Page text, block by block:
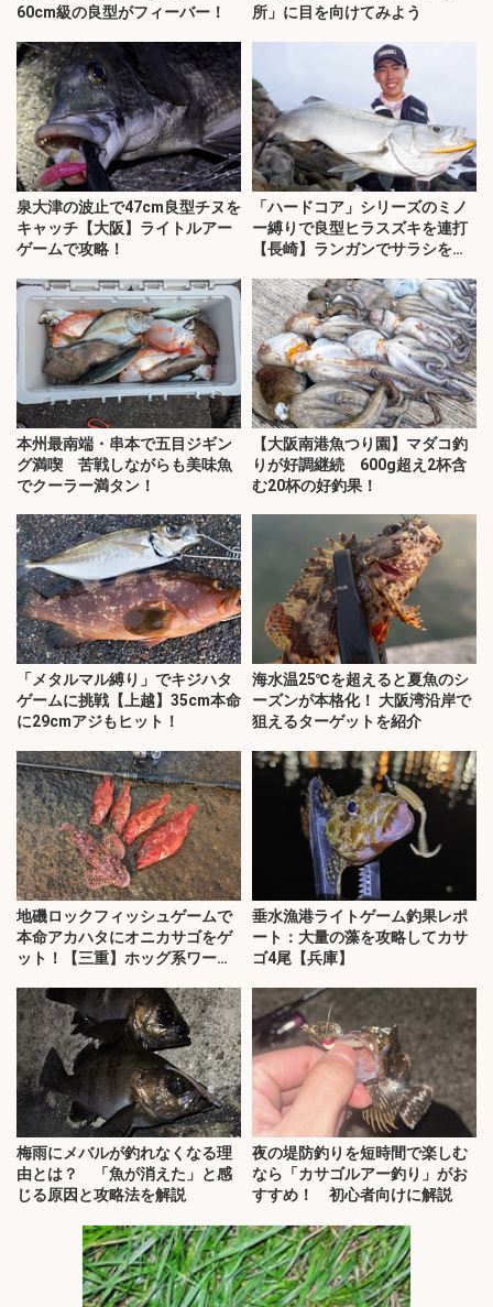
60cm級の良型がフィーバー！
所」に目を向けてみよう
泉大津の波止で47cm良型チヌを
キャッチ【大阪】ライトルアー
ゲームで攻略！
「ハードコア」シリーズのミノ
ー縛りで良型ヒラスズキを連打
【長崎】ランガンでサラシを攻
本州最南端・串本で五目ジギン
グ満喫 苦戦しながらも美味魚
でクーラー満タン！
【大阪南港魚つり園】マダコ釣
りが好調継続 600g超え2杯含
む20杯の好釣果！
「メタルマル縛り」でキジハタ
ゲームに挑戦【上越】35cm本命
に29cmアジもヒット！
海水温25℃を超えると夏魚のシ
ーズンが本格化！ 大阪湾沿岸で
狙えるターゲットを紹介
地磯ロックフィッシュゲームで
本命アカハタにオニカサゴをゲ
ット！【三重】ホッグ系ワーム
垂水漁港ライトゲーム釣果レポ
ート：大量の藻を攻略してカサ
ゴ4尾【兵庫】
梅雨にメバルが釣れなくなる理
由とは？ 「魚が消えた」と感
じる原因と攻略法を解説
夜の堤防釣りを短時間で楽しむ
なら「カサゴルアー釣り」がお
すすめ！ 初心者向けに解説